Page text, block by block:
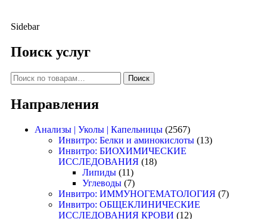
Sidebar
Поиск услуг
Поиск
Направления
Анализы | Уколы | Капельницы (2567)
Инвитро: Белки и аминокислоты (13)
Инвитро: БИОХИМИЧЕСКИЕ
ИССЛЕДОВАНИЯ (18)
Липиды (11)
Углеводы (7)
Инвитро: ИММУНОГЕМАТОЛОГИЯ (7)
Инвитро: ОБЩЕКЛИНИЧЕСКИЕ
ИССЛЕДОВАНИЯ КРОВИ (12)